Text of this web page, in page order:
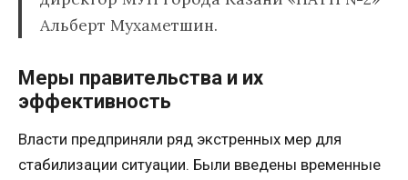
Альберт Мухаметшин.
Меры правительства и их
эффективность
Власти предприняли ряд экстренных мер для
стабилизации ситуации. Были введены временные